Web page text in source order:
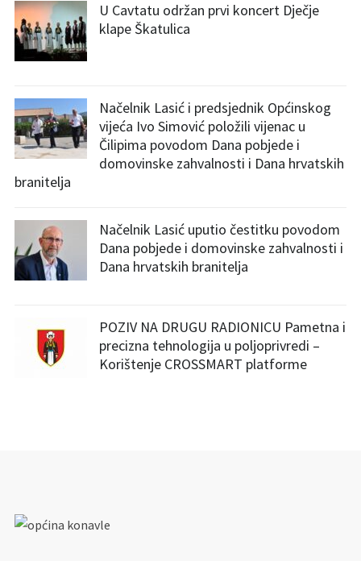
U Cavtatu održan prvi koncert Dječje
klape Škatulica
Načelnik Lasić i predsjednik Općinskog
vijeća Ivo Simović položili vijenac u
Čilipima povodom Dana pobjede i
domovinske zahvalnosti i Dana hrvatskih
branitelja
Načelnik Lasić uputio čestitku povodom
Dana pobjede i domovinske zahvalnosti i
Dana hrvatskih branitelja
POZIV NA DRUGU RADIONICU Pametna i
precizna tehnologija u poljoprivredi –
Korištenje CROSSMART platforme